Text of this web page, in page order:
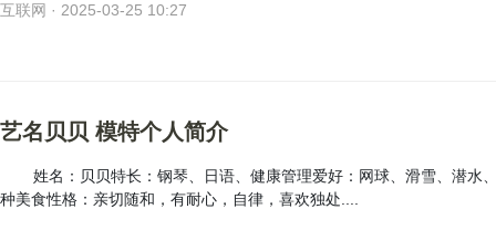
互联网 · 2025-03-25 10:27
艺名贝贝 模特个人简介
姓名：贝贝特长：钢琴、日语、健康管理爱好：网球、滑雪、潜水
种美食性格：亲切随和，有耐心，自律，喜欢独处....